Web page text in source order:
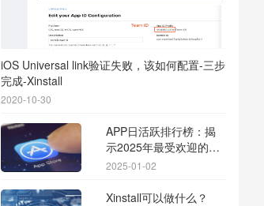
iOS Universal link验证失败，该如何配置-三步
完成-Xinstall
2020-10-30
APP日活跃排行榜：揭
示2025年最受欢迎的应
用背后的秘密
2025-01-02
Xinstall可以做什么？